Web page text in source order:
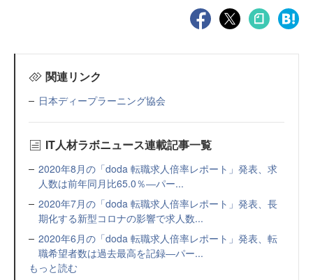
関連リンク
日本ディープラーニング協会
IT人材ラボニュース連載記事一覧
2020年8月の「doda 転職求人倍率レポート」発表、求
人数は前年同月比65.0％―パー...
2020年7月の「doda 転職求人倍率レポート」発表、長
期化する新型コロナの影響で求人数...
2020年6月の「doda 転職求人倍率レポート」発表、転
職希望者数は過去最高を記録―パー...
もっと読む